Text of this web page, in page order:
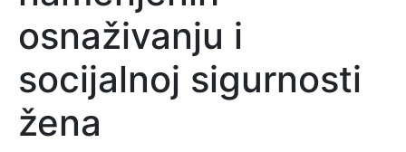
osnaživanju i
socijalnoj sigurnosti
žena